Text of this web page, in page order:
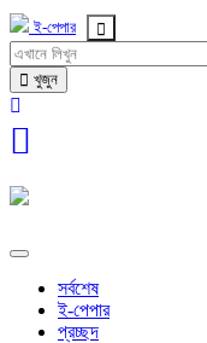
ই-পেপার
খুজুন
সর্বশেষ
ই-পেপার
প্রচ্ছদ